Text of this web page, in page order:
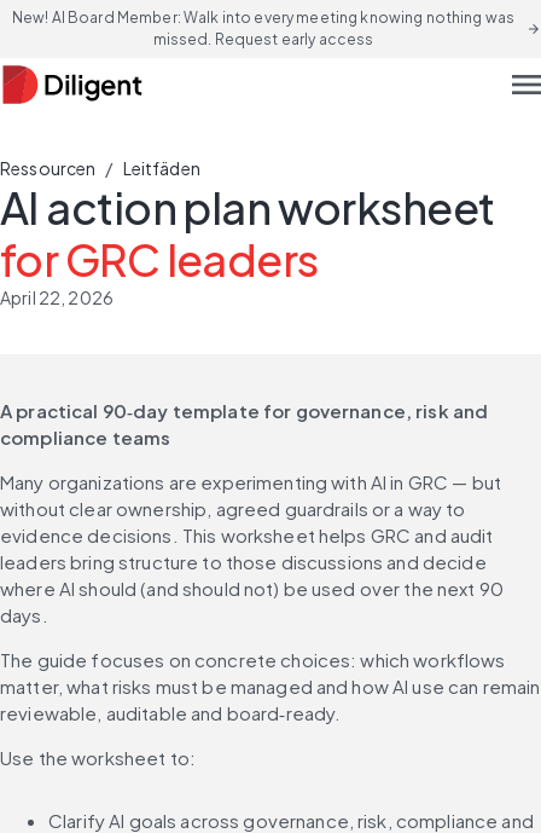
New! AI Board Member: Walk into every meeting knowing nothing was
missed. Request early access
arrow_forward
Ressourcen / Leitfäden
AI action plan worksheet
for GRC leaders
April 22, 2026
A practical 90‑day template for governance, risk and
compliance teams
Many organizations are experimenting with AI in GRC — but
without clear ownership, agreed guardrails or a way to
evidence decisions. This worksheet helps GRC and audit
leaders bring structure to those discussions and decide
where AI should (and should not) be used over the next 90
days.
The guide focuses on concrete choices: which workflows
matter, what risks must be managed and how AI use can remain
reviewable, auditable and board‑ready.
Use the worksheet to:
Clarify AI goals across governance, risk, compliance and